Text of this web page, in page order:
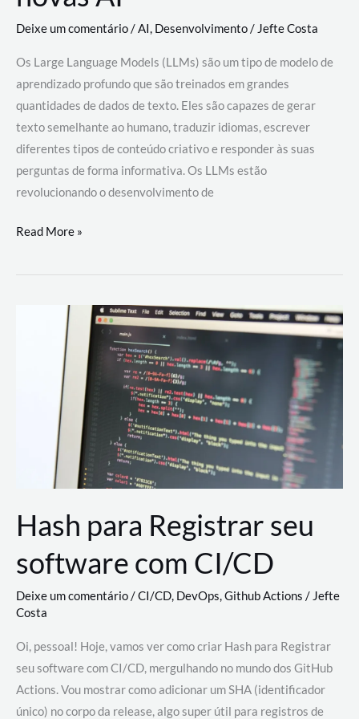
Deixe um comentário/AI, Desenvolvimento/ Jefte Costa
Os Large Language Models (LLMs) são um tipo de modelo de
aprendizado profundo que são treinados em grandes
quantidades de dados de texto. Eles são capazes de gerar
texto semelhante ao humano, traduzir idiomas, escrever
diferentes tipos de conteúdo criativo e responder às suas
perguntas de forma informativa. Os LLMs estão
revolucionando o desenvolvimento de
Large
Models
revolucionando
desenvolvimento
Read More »
Hash para Registrar seu
software com CI/CD
Deixe um comentário/CI/CD, DevOps,Github Actions /Jefte
Costa
Oi, pessoal! Hoje, vamos ver como criar Hash para Registrar
seu software com CI/CD, mergulhando no mundo dos GitHub
Actions. Vou mostrar como adicionar um SHA (identificador
único) no corpo da release, algo super útil para registros de